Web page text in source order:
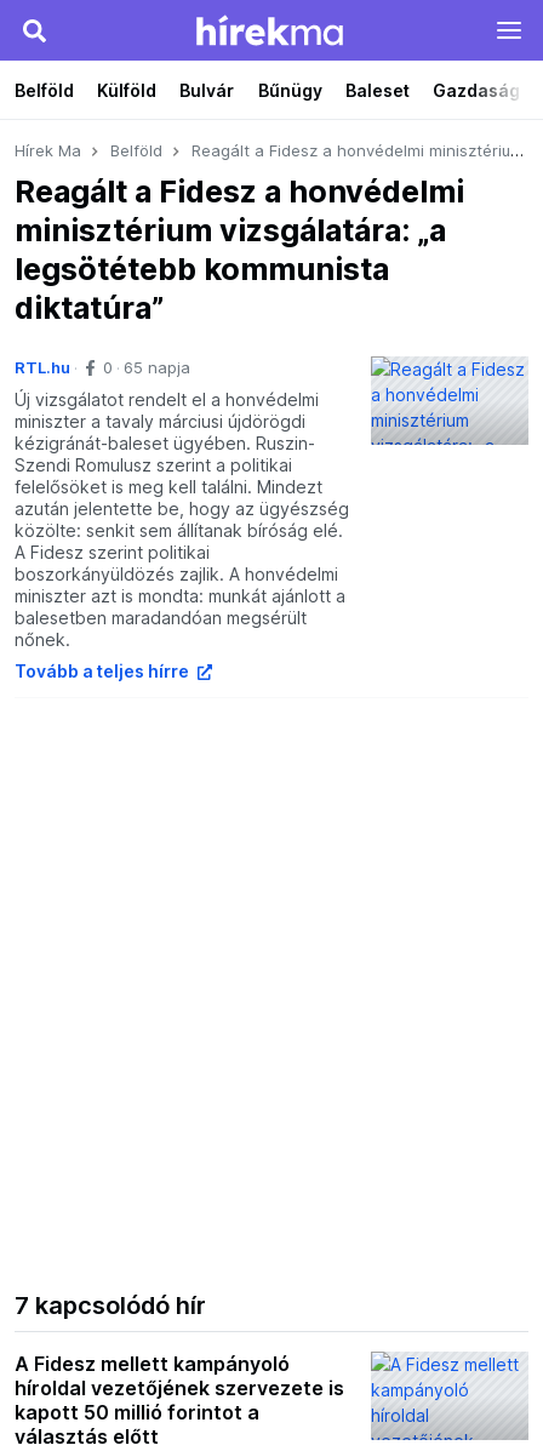
Belföld Külföld Bulvár Bűnügy Baleset Gazdaság
Hírek Ma Belföld Reagált a Fidesz a honvédelmi minisztérium vizsgálatára: „a legsötétebb kommunista diktatúra”
Reagált a Fidesz a honvédelmi
minisztérium vizsgálatára: „a
legsötétebb kommunista
diktatúra”
RTL.hu 0 65 napja
Új vizsgálatot rendelt el a honvédelmi
miniszter a tavaly márciusi újdörögdi
kézigránát-baleset ügyében. Ruszin-
Szendi Romulusz szerint a politikai
felelősöket is meg kell találni. Mindezt
azután jelentette be, hogy az ügyészség
közölte: senkit sem állítanak bíróság elé.
A Fidesz szerint politikai
boszorkányüldözés zajlik. A honvédelmi
miniszter azt is mondta: munkát ajánlott a
balesetben maradandóan megsérült
nőnek.
Tovább a teljes hírre
7 kapcsolódó hír
A Fidesz mellett kampányoló
híroldal vezetőjének szervezete is
kapott 50 millió forintot a
választás előtt